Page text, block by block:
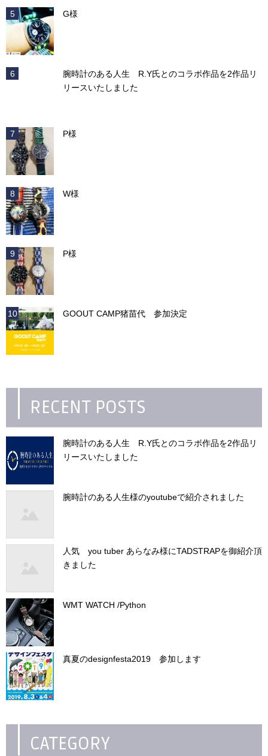
G様
腕時計のある人生 R.Y氏とのコラボ作品を2作品リ
リースいたしました
P様
W様
P様
GOOUT CAMP猪苗代 参加決定
RECENT POSTS
腕時計のある人生 R.Y氏とのコラボ作品を2作品リ
リースいたしました
腕時計のある人生様のyoutubeで紹介されました
人気 you tuber あらなみ様にTADSTRAPを御紹介頂
きました
WMT WATCH /Python
真夏のdesignfesta2019 参加します
CATEGORY